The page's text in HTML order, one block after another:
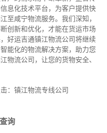
息化技术平台，为客户提供快
至咸宁物流服务。 我们深知，
创新和优化，才能在货运市场
好运吉通镇江物流公司将继续
能化的物流解决方案，助力您
物流公司，让您的货物安全、
：镇江物流专线公司
询